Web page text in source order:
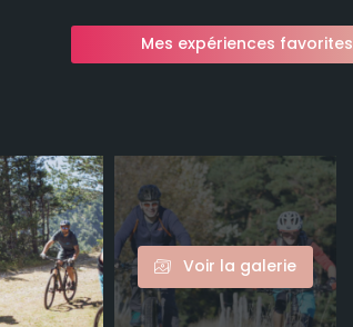
Mes expériences favorites
Voir la galerie